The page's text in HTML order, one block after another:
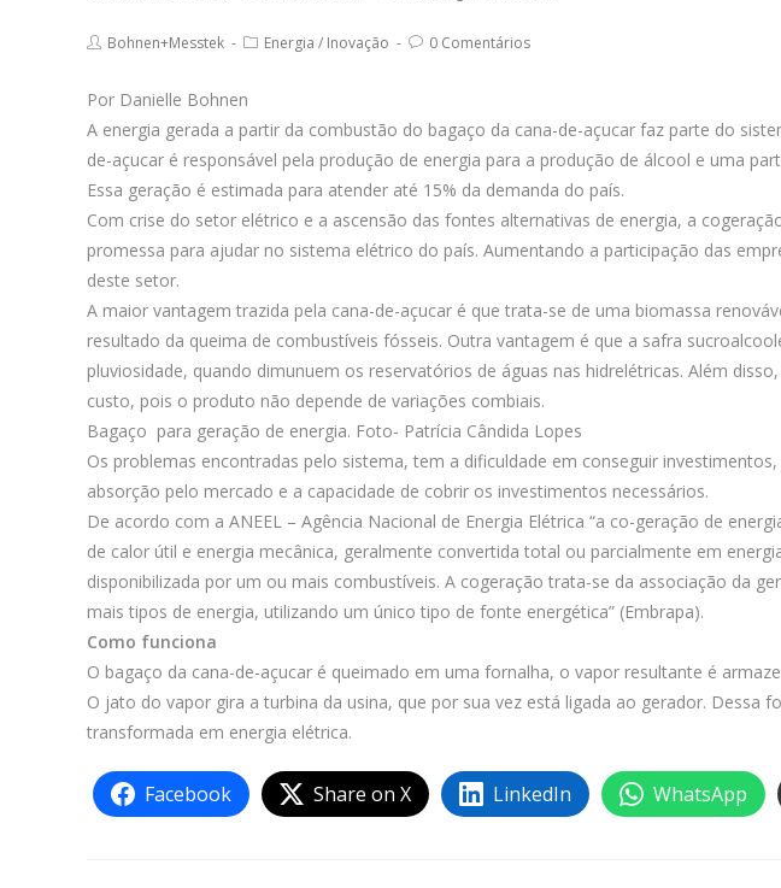
PostBohnen+Messtek
PostEnergia / Inovação
Post0 Comentários
Por Danielle Bohnen
A energia gerada a partir da combustão do bagaço da cana-de-açucar faz parte do
de-açucar é responsável pela produção de energia para a produção de álcool e uma
Essa geração é estimada para atender até 15% da demanda do país.
Com crise do setor elétrico e a ascensão das fontes alternativas de energia, a
promessa para ajudar no sistema elétrico do país. Aumentando a participação das
deste setor.
A maior vantagem trazida pela cana-de-açucar é que trata-se de uma biomassa
resultado da queima de combustíveis fósseis. Outra vantagem é que a safra
pluviosidade, quando dimunuem os reservatórios de águas nas hidrelétricas. Além
custo, pois o produto não depende de variações combiais.
Bagaço para geração de energia. Foto- Patrícia Cândida Lopes
Os problemas encontradas pelo sistema, tem a dificuldade em conseguir
absorção pelo mercado e a capacidade de cobrir os investimentos necessários.
De acordo com a ANEEL – Agência Nacional de Energia Elétrica “a co-geração de
de calor útil e energia mecânica, geralmente convertida total ou parcialmente em
disponibilizada por um ou mais combustíveis. A cogeração trata-se da associação da
mais tipos de energia, utilizando um único tipo de fonte energética” (Embrapa).
Como funciona
O bagaço da cana-de-açucar é queimado em uma fornalha, o vapor resultante é
O jato do vapor gira a turbina da usina, que por sua vez está ligada ao gerador. Dessa
transformada em energia elétrica.
Facebook Share on X LinkedIn WhatsApp